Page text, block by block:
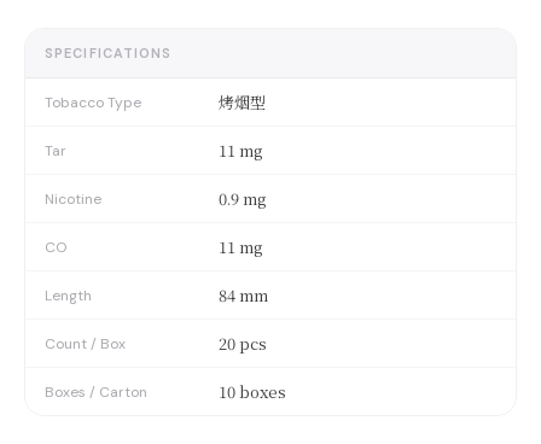
SPECIFICATIONS
Tobacco Type 烤烟型
Tar 11 mg
Nicotine 0.9 mg
CO 11 mg
Length 84 mm
Count / Box 20 pcs
Boxes / Carton 10 boxes